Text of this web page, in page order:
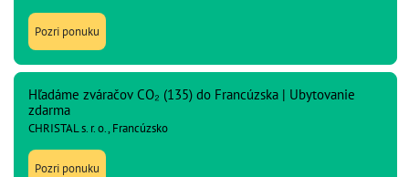
Pozri ponuku
Hľadáme zváračov CO₂ (135) do Francúzska | Ubytovanie
zdarma
CHRISTAL s. r. o., Francúzsko
Pozri ponuku